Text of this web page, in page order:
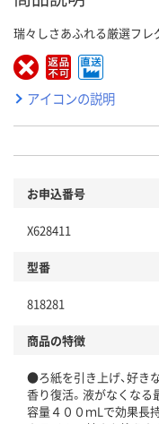
瑞々しさあふれる厳選フ
アイコンの説明
お申込番号
X628411
型番
818281
商品の特徴
●ろ紙を引き上げ、好き
香り復活。液がなくなる
容量４００ｍLで効果長